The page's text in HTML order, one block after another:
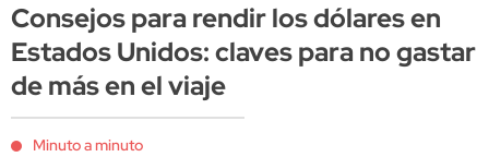
Consejos para rendir los dólares en
Estados Unidos: claves para no gastar
de más en el viaje
Minuto a minuto